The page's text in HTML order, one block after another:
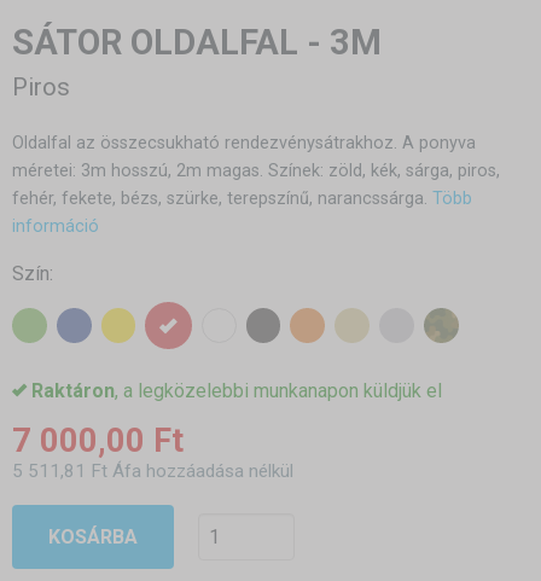
SÁTOR OLDALFAL - 3M
Piros
Oldalfal az összecsukható rendezvénysátrakhoz. A ponyva
méretei: 3m hosszú, 2m magas. Színek: zöld, kék, sárga, piros,
fehér, fekete, bézs, szürke, terepszínű, narancssárga. Több
információ
Szín:
Raktáron, a legközelebbi munkanapon küldjük el
7 000,00 Ft
5 511,81 Ft Áfa hozzáadása nélkül
KOSÁRBA